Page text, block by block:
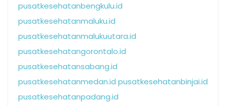
pusatkesehatanbengkulu.id
pusatkesehatanmaluku.id
pusatkesehatanmalukuutara.id
pusatkesehatangorontalo.id
pusatkesehatansabang.id
pusatkesehatanmedan.id pusatkesehatanbinjai.id
pusatkesehatanpadang.id